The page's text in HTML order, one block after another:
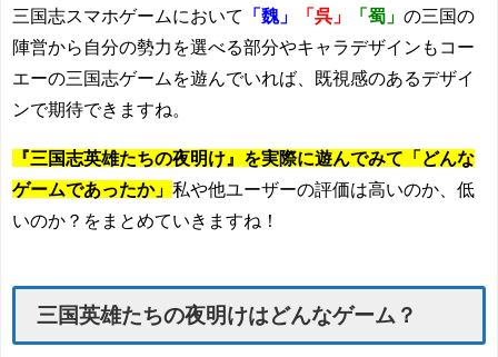
三国志スマホゲームにおいて 「魏」 「呉」 「蜀」 の三国の
陣営から自分の勢力を選べる部分やキャラデザインもコー
エーの三国志ゲームを遊んでいれば、既視感のあるデザイ
ンで期待できますね。
『三国志英雄たちの夜明け』を実際に遊んでみて「どんな
ゲームであったか」 私や他ユーザーの評価は高いのか、低
いのか？をまとめていきますね！
三国英雄たちの夜明けはどんなゲーム？